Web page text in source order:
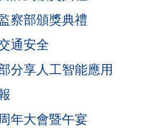
察部頒獎典禮
通安全
分享人工智能應用
年大會暨午宴